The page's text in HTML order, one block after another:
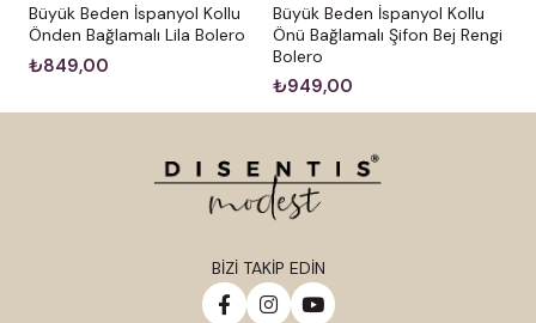
Büyük Beden İspanyol Kollu
Önden Bağlamalı Lila Bolero
₺849,00
Büyük Beden İspanyol Kollu
Önü Bağlamalı Şifon Bej Rengi
Bolero
₺949,00
BİZİ TAKİP EDİN